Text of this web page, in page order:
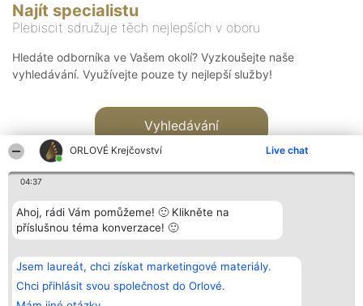
ORLOVÉ Krejčovství Live chat
04:37
Ahoj, rádi Vám pomůžeme! 🙂 Klikněte na
příslušnou téma konverzace! 🙂
Jsem laureát, chci získat marketingové materiály.
Chci přihlásit svou společnost do Orlové.
Najít specialistu
Plebiscit sdružuje těch nejlepších v oboru
Hledáte odborníka ve Vašem okolí? Vyzkoušejte naše
vyhledávání. Využívejte pouze ty nejlepší služby!
Vyhledávání
Bright Side Solutions sp. z o.
o. sp. k.
ul. Ruska 22
Wrocław 50-079
Vítězové
Seznam všech
laureátů
Zásady
Kontakt